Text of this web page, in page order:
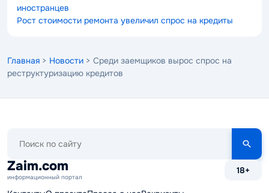
иностранцев
Рост стоимости ремонта увеличил спрос на кредиты
Главная > Новости > Среди заемщиков вырос спрос на
реструктуризацию кредитов
сайту
Zaim.com
информационный портал
18+